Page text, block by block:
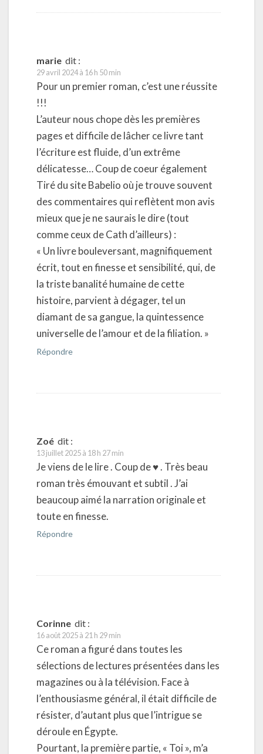
marie dit :
29 avril 2024 à 16 h 50 min
Pour un premier roman, c’est une réussite
!!!
L’auteur nous chope dès les premières
pages et difficile de lâcher ce livre tant
l’écriture est fluide, d’un extrême
délicatesse… Coup de coeur également
Tiré du site Babelio où je trouve souvent
des commentaires qui reflètent mon avis
mieux que je ne saurais le dire (tout
comme ceux de Cath d’ailleurs) :
« Un livre bouleversant, magnifiquement
écrit, tout en finesse et sensibilité, qui, de
la triste banalité humaine de cette
histoire, parvient à dégager, tel un
diamant de sa gangue, la quintessence
universelle de l’amour et de la filiation. »
Répondre
Zoé dit :
13 juillet 2025 à 18 h 27 min
Je viens de le lire . Coup de ♥ . Très beau
roman très émouvant et subtil . J’ai
beaucoup aimé la narration originale et
toute en finesse.
Répondre
Corinne dit :
16 août 2025 à 21 h 29 min
Ce roman a figuré dans toutes les
sélections de lectures présentées dans les
magazines ou à la télévision. Face à
l’enthousiasme général, il était difficile de
résister, d’autant plus que l’intrigue se
déroule en Égypte.
Pourtant, la première partie, « Toi », m’a